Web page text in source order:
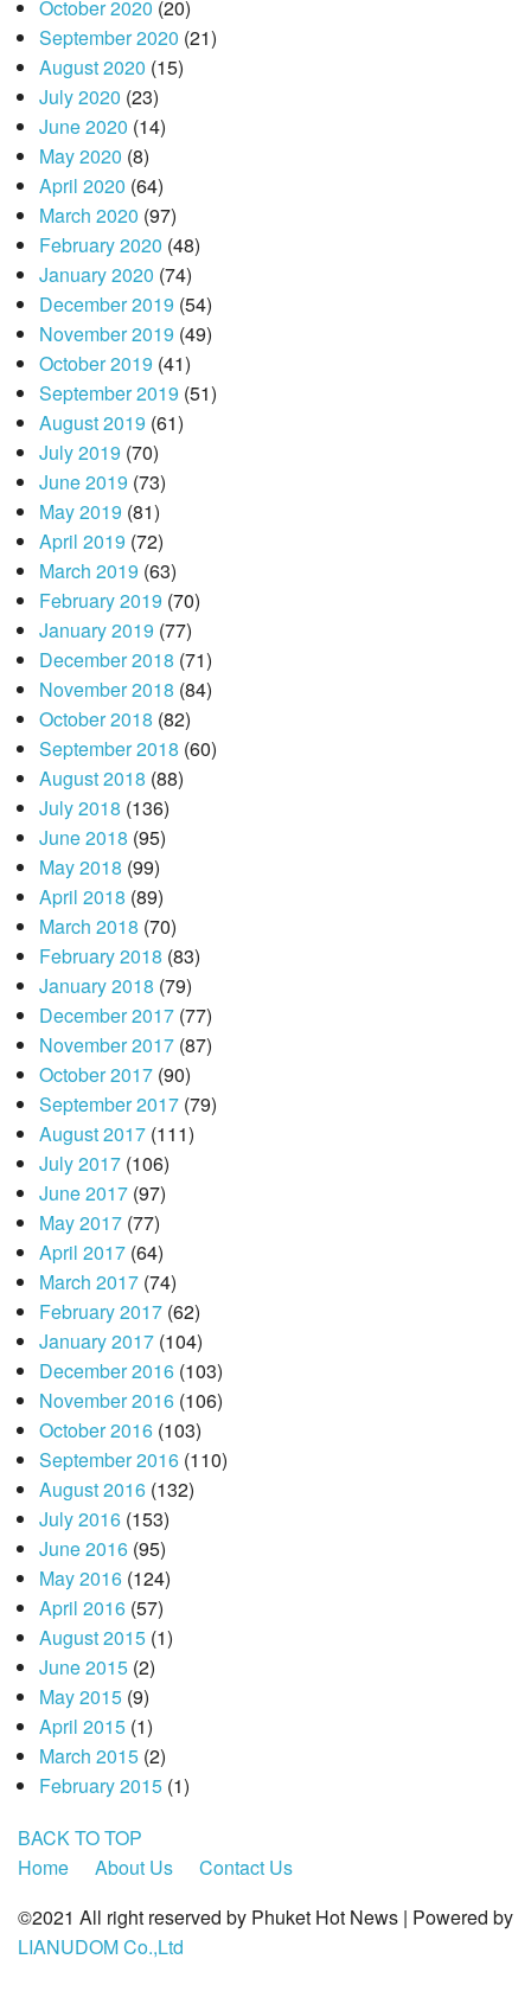
October 2020 (20)
September 2020 (21)
August 2020 (15)
July 2020 (23)
June 2020 (14)
May 2020 (8)
April 2020 (64)
March 2020 (97)
February 2020 (48)
January 2020 (74)
December 2019 (54)
November 2019 (49)
October 2019 (41)
September 2019 (51)
August 2019 (61)
July 2019 (70)
June 2019 (73)
May 2019 (81)
April 2019 (72)
March 2019 (63)
February 2019 (70)
January 2019 (77)
December 2018 (71)
November 2018 (84)
October 2018 (82)
September 2018 (60)
August 2018 (88)
July 2018 (136)
June 2018 (95)
May 2018 (99)
April 2018 (89)
March 2018 (70)
February 2018 (83)
January 2018 (79)
December 2017(77)
November 2017(87)
October 2017(90)
September 2017(79)
August 2017(111)
July 2017(106)
June 2017(97)
May 2017(77)
April 2017(64)
March 2017(74)
February 2017(62)
January 2017(104)
December 2016(103)
November 2016(106)
October 2016(103)
September 2016(110)
August 2016(132)
July 2016(153)
June 2016(95)
May 2016(124)
April 2016(57)
August 2015(1)
June 2015(2)
May 2015(9)
April 2015(1)
March 2015(2)
February 2015(1)
BACK TO TOP
Home
About Us
Contact Us
©2021 All right reserved by Phuket Hot News | Powered by
LIANUDOM Co.,Ltd